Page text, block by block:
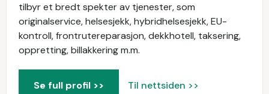
tilbyr et bredt spekter av tjenester, som
originalservice, helsesjekk, hybridhelsesjekk, EU-
kontroll, frontrutereparasjon, dekkhotell, taksering,
oppretting, billakkering m.m.
Se full profil >> Til nettsiden >>